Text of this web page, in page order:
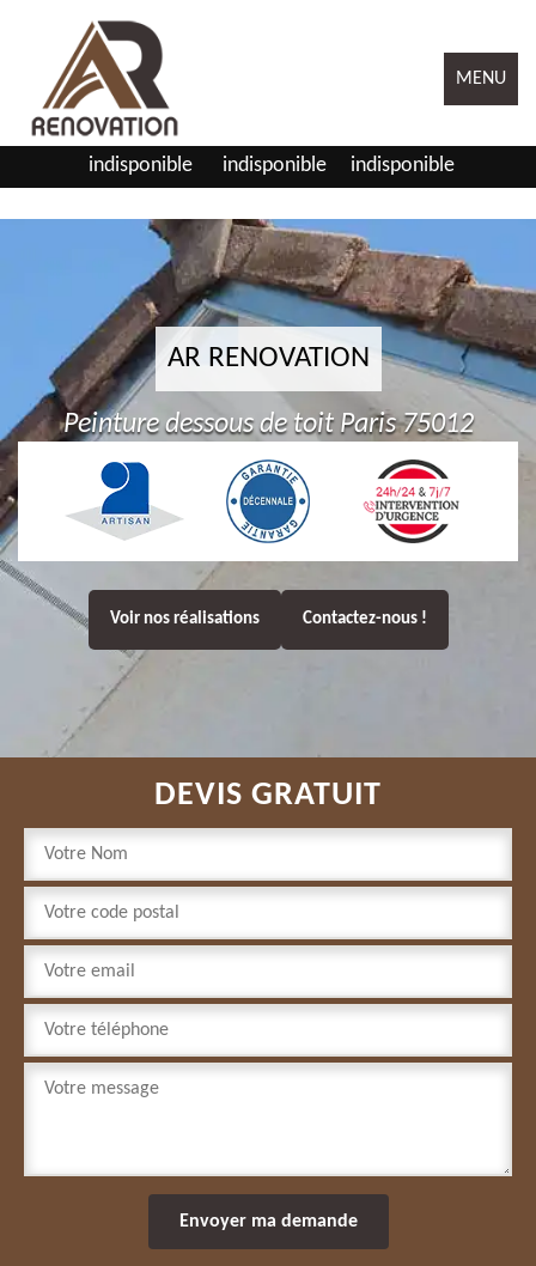
MENU
indisponible indisponible indisponible
AR RENOVATION
Peinture dessous de toit Paris 75012
Voir nos réalisations Contactez-nous !
DEVIS GRATUIT